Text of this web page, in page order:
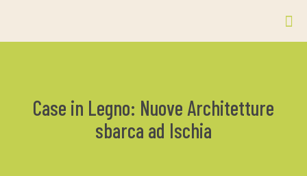
Case in Legno: Nuove Architetture
sbarca ad Ischia